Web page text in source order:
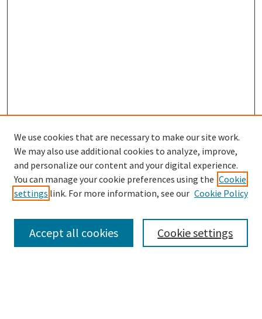
Enter search terms:
We use cookies that are necessary to make our site work.
We may also use additional cookies to analyze, improve,
and personalize our content and your digital experience.
You can manage your cookie preferences using the Cookie
settings link. For more information, see our Cookie Policy
Cookie settings
Accept all cookies